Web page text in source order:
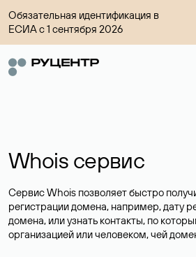
Обязательная идентификация в
ЕСИА с 1 сентября 2026
Whois сервис
Сервис Whois позволяет быстро
регистрации домена, например, дату
домена, или узнать контакты, по
организацией или человеком, чей